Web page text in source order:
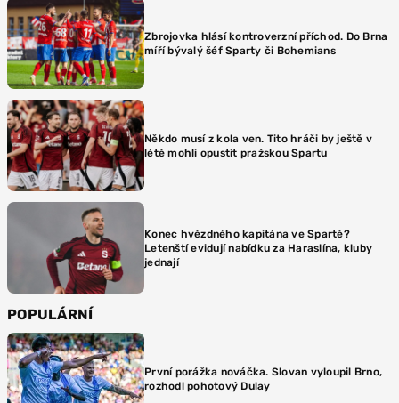
Zbrojovka hlásí kontroverzní příchod. Do Brna
míří bývalý šéf Sparty či Bohemians
Někdo musí z kola ven. Tito hráči by ještě v
létě mohli opustit pražskou Spartu
Konec hvězdného kapitána ve Spartě?
Letenští evidují nabídku za Haraslína, kluby
jednají
POPULÁRNÍ
První porážka nováčka. Slovan vyloupil Brno,
rozhodl pohotový Dulay